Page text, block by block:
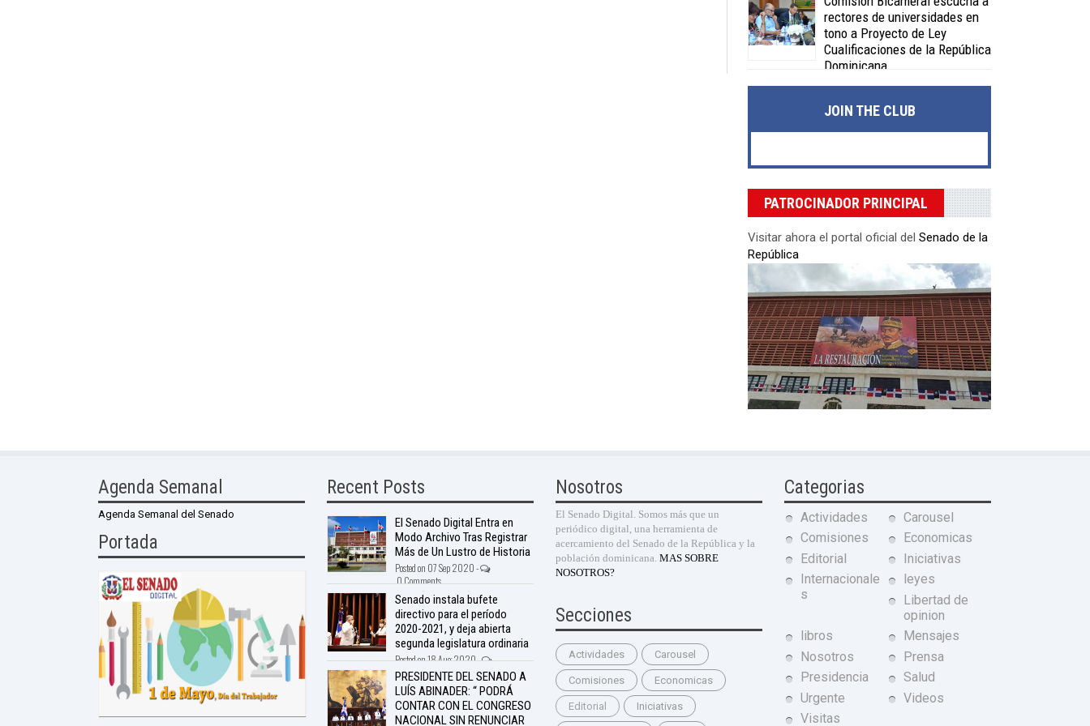
rectores de universidades en
tono a Proyecto de Ley
Cualificaciones de la República
Dominicana
JOIN THE CLUB
PATROCINADOR PRINCIPAL
Visitar ahora el portal oficial del Senado de la
República
Agenda Semanal
Agenda Semanal del Senado
Portada
Recent Posts
El Senado Digital Entra en
Modo Archivo Tras Registrar
Más de Un Lustro de Historia
Posted on 07 Sep 2020 -
0 Comments
Senado instala bufete
directivo para el período
2020-2021, y deja abierta
segunda legislatura ordinaria
Posted on 18 Aug 2020 -
0 Comments
PRESIDENTE DEL SENADO A
LUÍS ABINADER: “ PODRÁ
CONTAR CON EL CONGRESO
NACIONAL SIN RENUNCIAR
Nosotros
El Senado Digital. Somos más que un
periódico digital, una herramienta de
acercamiento del Senado de la República y la
población dominicana.MAS SOBRE
NOSOTROS?
Secciones
Actividades Carousel
Comisiones Economicas
Editorial Iniciativas
Categorias
Actividades
Carousel
Comisiones
Economicas
Editorial
Iniciativas
Internacionale
s
leyes
Libertad de
opinion
libros
Mensajes
Nosotros
Prensa
Presidencia
Salud
Urgente
Videos
Visitas